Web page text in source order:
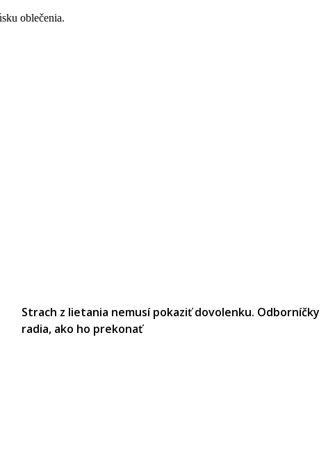
oblečenia.
Strach z lietania nemusí pokaziť dovolenku. Odborníčky
radia, ako ho prekonať